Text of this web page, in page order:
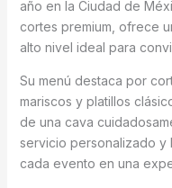
año en la Ciudad de
cortes premium, ofrece
alto nivel ideal para
Su menú destaca por
mariscos y platillos
de una cava
servicio personalizado y
cada evento en una